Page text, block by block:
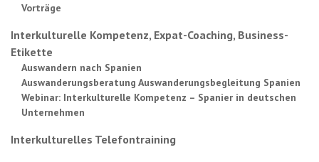
Vorträge
Interkulturelle Kompetenz, Expat-Coaching, Business-
Etikette
Auswandern nach Spanien
Auswanderungsberatung Auswanderungsbegleitung Spanien
Webinar: Interkulturelle Kompetenz – Spanier in deutschen
Unternehmen
Interkulturelles Telefontraining